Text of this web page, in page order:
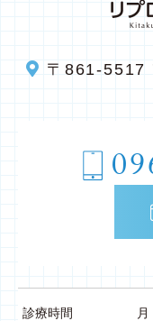
〒861-5517
診療時間 月